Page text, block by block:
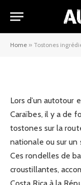
Home » Tostones ingrédients
associer
un
Lors d’un autotour
Caraïbes, il y a de
tostones sur la
nationale ou sur un
Ces rondelles de
croustillantes,